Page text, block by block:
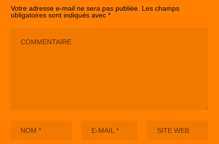
Votre adresse e-mail ne sera pas publiée. Les champs
obligatoires sont indiqués avec*